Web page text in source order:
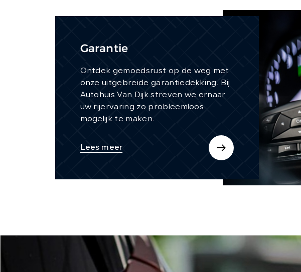
Garantie
Ontdek gemoedsrust op de weg met
onze uitgebreide garantiedekking. Bij
Autohuis Van Dijk streven we ernaar
uw rijervaring zo probleemloos
mogelijk te maken.
Lees meer